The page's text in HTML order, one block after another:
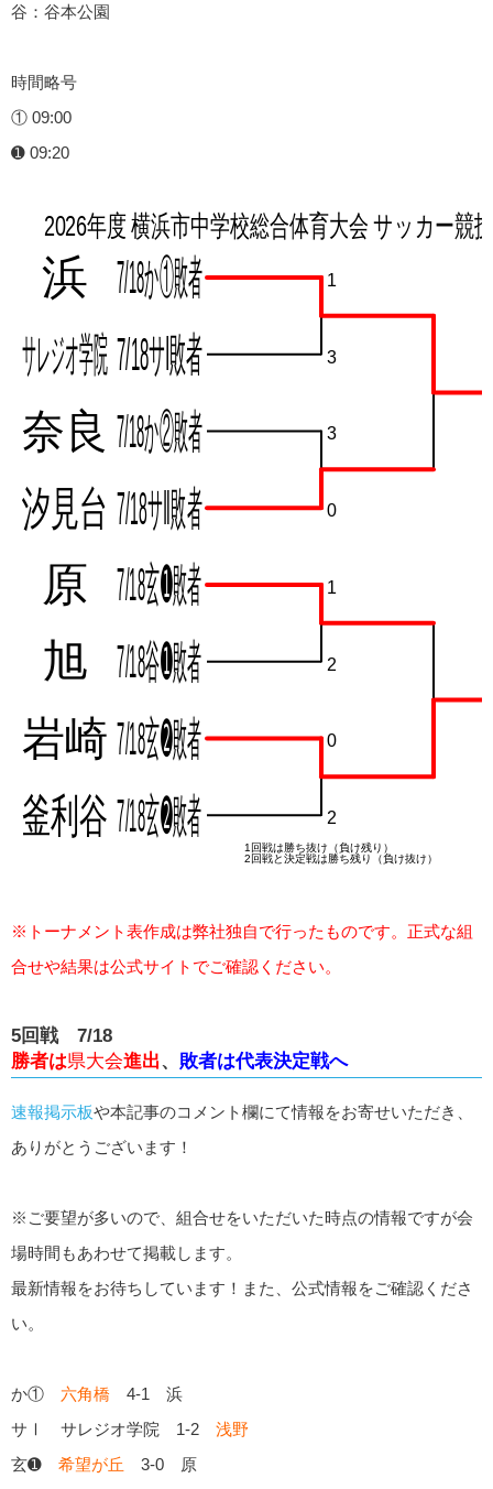
谷：谷本公園
時間略号
① 09:00
➊ 09:20
※トーナメント表作成は弊社独自で行ったものです。正式な組
合せや結果は公式サイトでご確認ください。
5回戦 7/18
勝者は県大会進出、 敗者は代表決定戦へ
速報掲示板や本記事のコメント欄にて情報をお寄せいただき、
ありがとうございます！
※ご要望が多いので、組合せをいただいた時点の情報ですが会
場時間もあわせて掲載します。
最新情報をお待ちしています！また、公式情報をご確認くださ
い。
か① 六角橋 4-1 浜
サⅠ サレジオ学院 1-2 浅野
玄➊ 希望が丘 3-0 原